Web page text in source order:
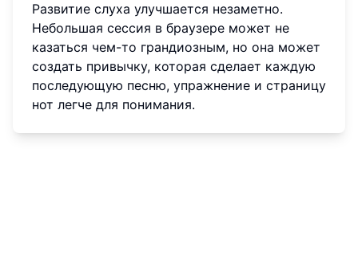
Развитие слуха улучшается незаметно.
Небольшая сессия в браузере может не
казаться чем-то грандиозным, но она может
создать привычку, которая сделает каждую
последующую песню, упражнение и страницу
нот легче для понимания.